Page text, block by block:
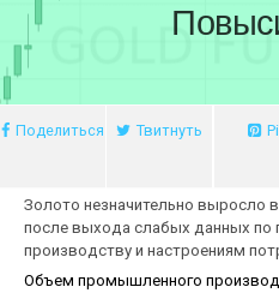
Поделиться Твитнуть
Золото незначительно выросло
после выхода слабых данных
производству и настроениям
Объем промышленного